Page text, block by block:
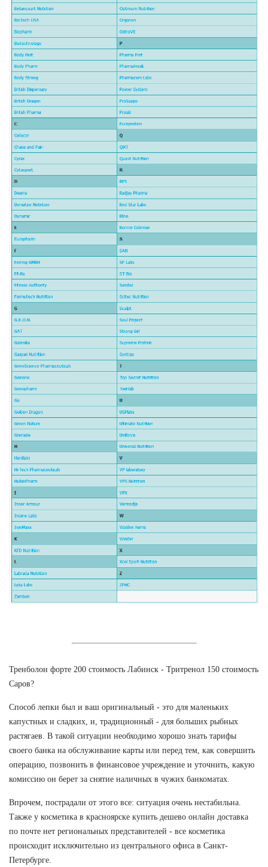
Тренболон форте 200 стоимость Лабинск - Тритренол 150 стоимость
Саров?
Способ лепки был и ваш оригинальный - это для маленьких
капустных и сладких, и, традиционный - для больших рыбных
растягаев. В такой ситуации необходимо хорошо знать тарифы
своего банка на обслуживание карты или перед тем, как совершить
операцию, позвонить в финансовое учреждение и уточнить, какую
комиссию он берет за снятие наличных в чужих банкоматах.
Впрочем, пострадали от этого все: ситуация очень нестабильна.
Также у косметика в красноярске купить дешево онлайн доставка
по почте нет региональных представителей - все косметика
происходит исключительно из центрального офиса в Санкт-
Петербурге.